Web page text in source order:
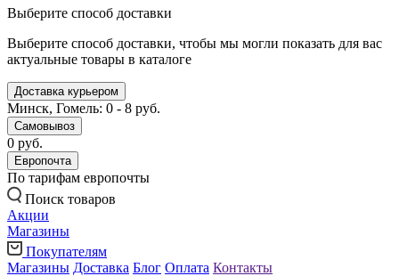
Выберите способ доставки
Выберите способ доставки, чтобы мы могли показать для вас
актуальные товары в каталоге
Доставка курьером
Минск, Гомель: 0 - 8 руб.
Самовывоз
0 руб.
Европочта
По тарифам европочты
Поиск товаров
Акции
Магазины
Покупателям
Магазины Доставка Блог Оплата Контакты